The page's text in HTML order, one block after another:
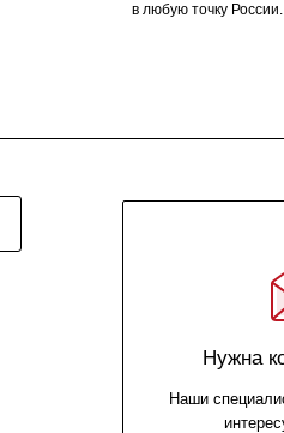
в любую точку России.
Нужна
Наши